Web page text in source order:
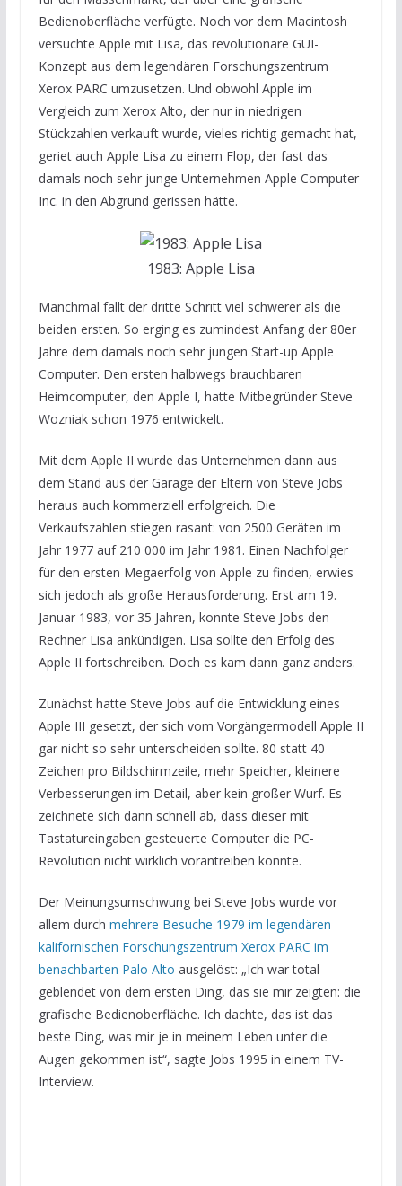
Bedienoberfläche verfügte. Noch vor dem Macintosh
versuchte Apple mit Lisa, das revolutionäre GUI-
Konzept aus dem legendären Forschungszentrum
Xerox PARC umzusetzen. Und obwohl Apple im
Vergleich zum Xerox Alto, der nur in niedrigen
Stückzahlen verkauft wurde, vieles richtig gemacht hat,
geriet auch Apple Lisa zu einem Flop, der fast das
damals noch sehr junge Unternehmen Apple Computer
Inc. in den Abgrund gerissen hätte.
1983: Apple Lisa
Manchmal fällt der dritte Schritt viel schwerer als die
beiden ersten. So erging es zumindest Anfang der 80er
Jahre dem damals noch sehr jungen Start-up Apple
Computer. Den ersten halbwegs brauchbaren
Heimcomputer, den Apple I, hatte Mitbegründer Steve
Wozniak schon 1976 entwickelt.
Mit dem Apple II wurde das Unternehmen dann aus
dem Stand aus der Garage der Eltern von Steve Jobs
heraus auch kommerziell erfolgreich. Die
Verkaufszahlen stiegen rasant: von 2500 Geräten im
Jahr 1977 auf 210 000 im Jahr 1981. Einen Nachfolger
für den ersten Megaerfolg von Apple zu finden, erwies
sich jedoch als große Herausforderung. Erst am 19.
Januar 1983, vor 35 Jahren, konnte Steve Jobs den
Rechner Lisa ankündigen. Lisa sollte den Erfolg des
Apple II fortschreiben. Doch es kam dann ganz anders.
Zunächst hatte Steve Jobs auf die Entwicklung eines
Apple III gesetzt, der sich vom Vorgängermodell Apple II
gar nicht so sehr unterscheiden sollte. 80 statt 40
Zeichen pro Bildschirmzeile, mehr Speicher, kleinere
Verbesserungen im Detail, aber kein großer Wurf. Es
zeichnete sich dann schnell ab, dass dieser mit
Tastatureingaben gesteuerte Computer die PC-
Revolution nicht wirklich vorantreiben konnte.
Der Meinungsumschwung bei Steve Jobs wurde vor
allem durch mehrere Besuche 1979 im legendären
kalifornischen Forschungszentrum Xerox PARC im
benachbarten Palo Alto ausgelöst: „Ich war total
geblendet von dem ersten Ding, das sie mir zeigten: die
grafische Bedienoberfläche. Ich dachte, das ist das
beste Ding, was mir je in meinem Leben unter die
Augen gekommen ist“, sagte Jobs 1995 in einem TV-
Interview.